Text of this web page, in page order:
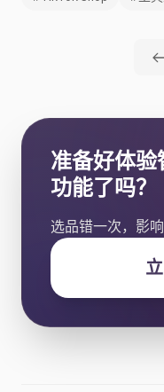
准备好体
功能了吗？
选品错一次，影